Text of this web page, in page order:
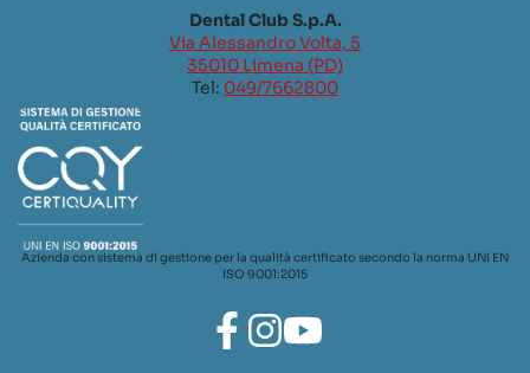
Dental Club S.p.A.
Via Alessandro Volta, 5
35010 Limena (PD)
Tel: 049/7662800
Azienda con sistema di gestione per la qualità certificato secondo la norma UNI EN
ISO 9001:2015